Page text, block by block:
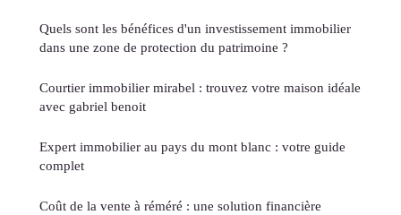
Quels sont les bénéfices d'un investissement immobilier
dans une zone de protection du patrimoine ?
Courtier immobilier mirabel : trouvez votre maison idéale
avec gabriel benoit
Expert immobilier au pays du mont blanc : votre guide
complet
Coût de la vente à réméré : une solution financière